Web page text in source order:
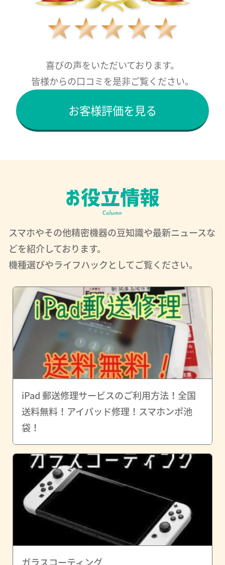
喜びの声をいただいております。
皆様からの口コミを是非ご覧ください。
お客様評価を見る
スマホやその他精密機器の豆知識や最新ニュースな
どを紹介しております。
機種選びやライフハックとしてご覧ください。
iPad 郵送修理サービスのご利用方法！全国
送料無料！アイパッド修理！スマホンポ池
袋！
ガラスコーティング